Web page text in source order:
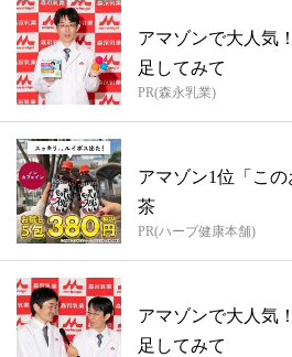
アマゾンで大人気
足してみて
PR(森永乳業)
アマゾン1位「こ
茶
PR(ハーブ健康本舗)
アマゾンで大人気
足してみて